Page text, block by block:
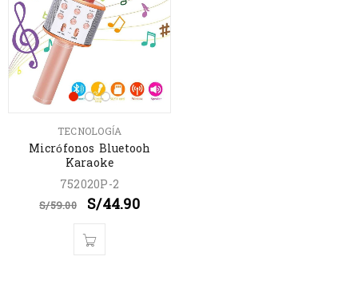
TECNOLOGÍA
Micrófonos Bluetooh
Karaoke
752020P-2
S/59.00 S/44.90